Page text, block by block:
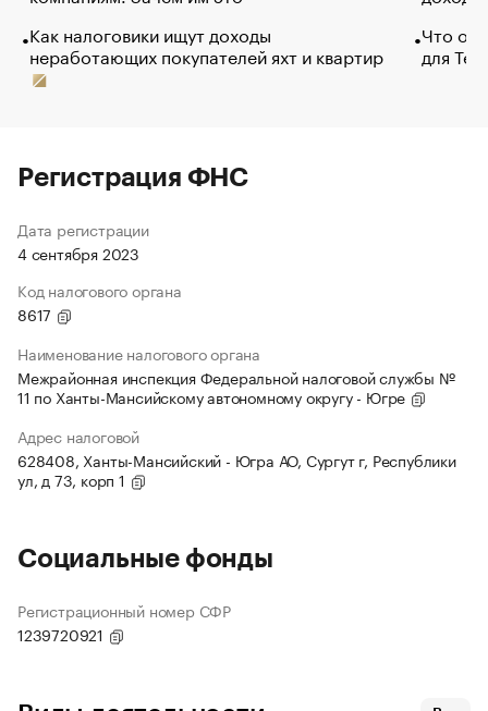
Как налоговики ищут доходы
неработающих покупателей яхт и квартир
Что
для
Регистрация ФНС
Дата регистрации
4 сентября 2023
Код налогового органа
8617
Наименование налогового органа
Межрайонная инспекция Федеральной налоговой службы №
11 по Ханты-Мансийскому автономному округу - Югре
Адрес налоговой
628408, Ханты-Мансийский - Югра АО, Сургут г, Республики
ул, д 73, корп 1
Социальные фонды
Регистрационный номер СФР
1239720921